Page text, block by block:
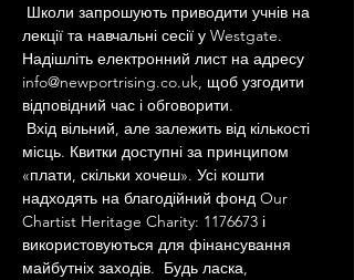
лекції та навчальні сесії у Westgate.
Надішліть електронний лист на адресу
info@newportrising.co.uk, щоб узгодити
відповідний час і обговорити.
місць. Квитки доступні за принципом
«плати, скільки хочеш». Усі кошти
надходять на благодійний фонд Our
Chartist Heritage Charity: 1176673 і
використовуються для фінансування
майбутніх заходів.  Будь ласка,